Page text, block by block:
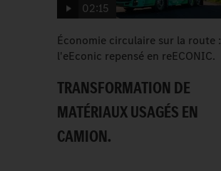
02:15
Économie circulaire sur la route :
l'eEconic repensé en reECONIC.
TRANSFORMATION DE
MATÉRIAUX USAGÉS EN
CAMION.